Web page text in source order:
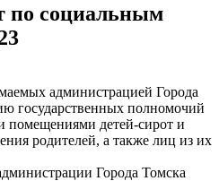
по социальным
администрацией Города
государственных полномочий
помещениями детей-сирот и
родителей, а также лиц из их
Города Томска